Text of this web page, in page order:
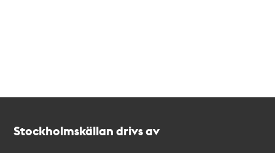
Stockholmskällan drivs av